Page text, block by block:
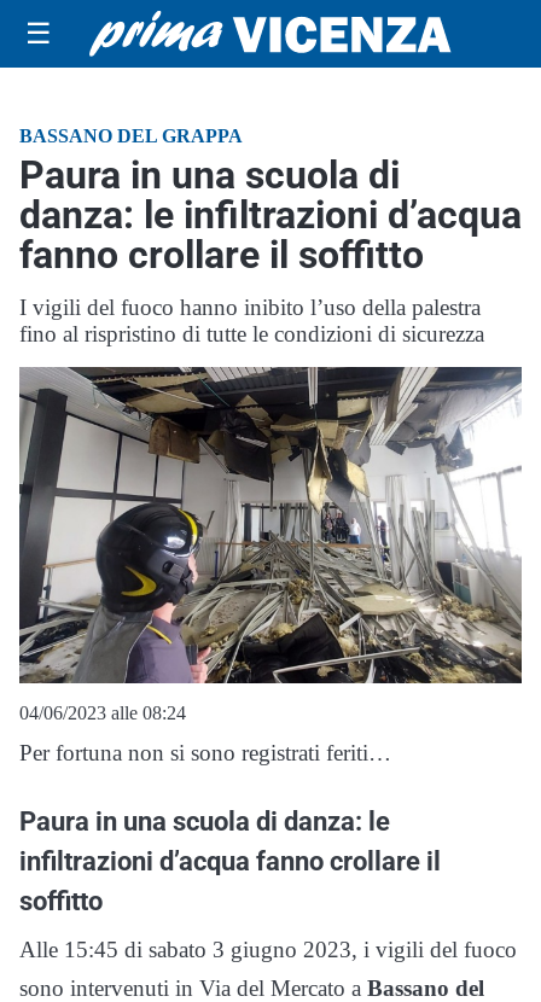
☰
BASSANO DEL GRAPPA
Paura in una scuola di
danza: le infiltrazioni d’acqua
fanno crollare il soffitto
I vigili del fuoco hanno inibito l’uso della palestra
fino al rispristino di tutte le condizioni di sicurezza
04/06/2023 alle 08:24
Per fortuna non si sono registrati feriti…
Paura in una scuola di danza: le
infiltrazioni d’acqua fanno crollare il
soffitto
Alle 15:45 di sabato 3 giugno 2023, i vigili del fuoco
sono intervenuti in Via del Mercato a Bassano del